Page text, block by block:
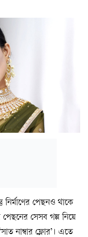
পেছনও থাকে
সেসব গল্প নিয়ে
নাম্বার ফ্লোর’। এতে